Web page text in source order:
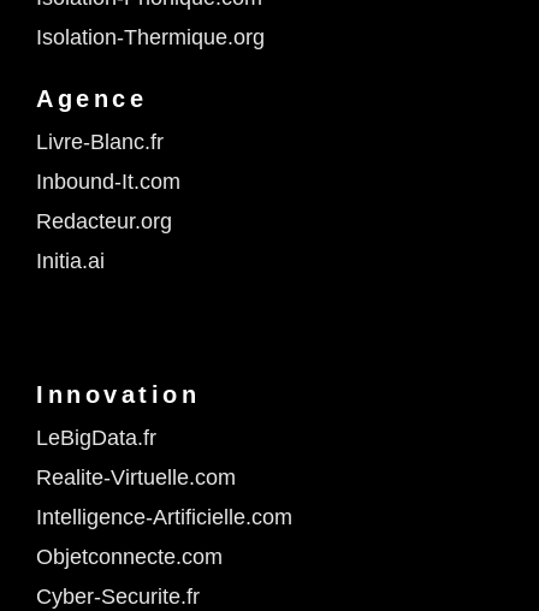
Isolation-Thermique.org
Agence
Livre-Blanc.fr
Inbound-It.com
Redacteur.org
Initia.ai
Innovation
LeBigData.fr
Realite-Virtuelle.com
Intelligence-Artificielle.com
Objetconnecte.com
Cyber-Securite.fr